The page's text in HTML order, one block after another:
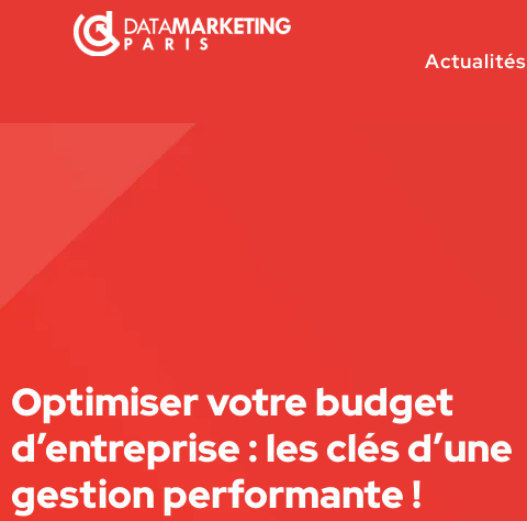
Actualités
Optimiser votre budget
d’entreprise : les clés d’une
gestion performante !